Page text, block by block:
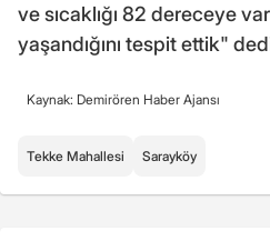
ve sıcaklığı 82 dereceye
yaşandığını tespit ettik"
Kaynak: Demirören Haber Ajansı
Tekke Mahallesi Sarayköy